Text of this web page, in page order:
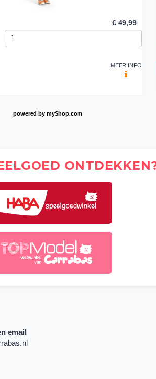
€ 49,99
MEER INFO
powered by myShop.com
email